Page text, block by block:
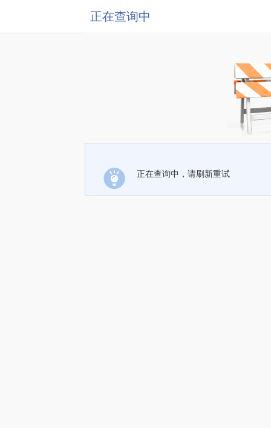
正在查询中
正在查询中，请刷新重试